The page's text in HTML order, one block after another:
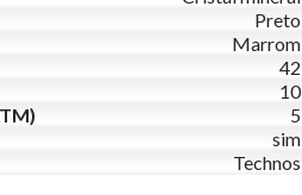
Preto
Marrom
42
10
5
sim
Technos